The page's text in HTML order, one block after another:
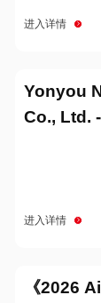
进入详情
Yonyou
Co., Ltd.
进入详情
《2026